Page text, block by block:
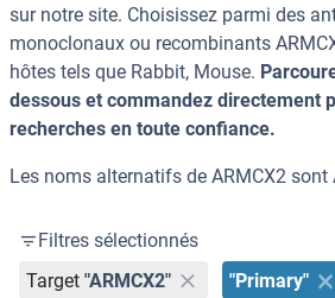
sur notre site. Choisissez parmi des
monoclonaux ou recombinants
hôtes tels que Rabbit, Mouse.
dessous et commandez directement
recherches en toute confiance.
Les noms alternatifs de ARMCX2 sont
Filtres sélectionnés
Target "ARMCX2" "Primary"